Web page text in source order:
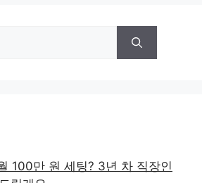
100만 원 세팅? 3년 차 직장인